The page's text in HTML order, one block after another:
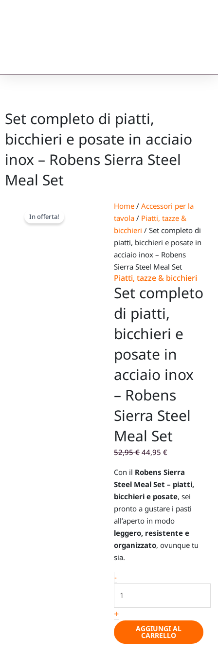
Set completo di piatti,
bicchieri e posate in acciaio
inox – Robens Sierra Steel
Meal Set
In offerta!
Home / Accessori per la
tavola / Piatti, tazze &
bicchieri / Set completo di
piatti, bicchieri e posate in
acciaio inox – Robens
Sierra Steel Meal Set
Piatti, tazze & bicchieri
Set completo
di piatti,
bicchieri e
posate in
acciaio inox
– Robens
Sierra Steel
Meal Set
52,95€ Il
originale
era:
52,95 €.
44,95 €
attuale
è:
44,95 €.
Con il Robens Sierra
Steel Meal Set – piatti,
bicchieri e posate, sei
pronto a gustare i pasti
all’aperto in modo
leggero, resistente e
organizzato, ovunque tu
sia.
-Set
di
piatti,
bicchieri
e
+
AGGIUNGI AL
CARRELLO